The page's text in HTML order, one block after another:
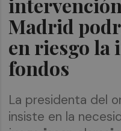
Madrid
en riesgo la
fondos
La presidenta del
insiste en la